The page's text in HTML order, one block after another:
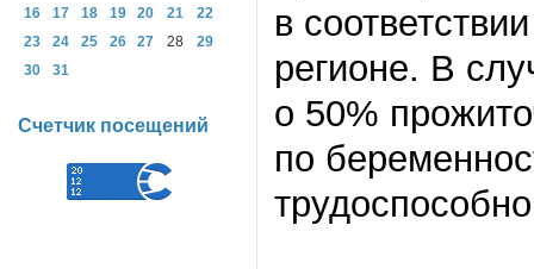
в
регионе. В
о 50%
по
16
17 18 19 20 21
22
23
24 25 26 27 28
29
30
31
Счетчик посещений